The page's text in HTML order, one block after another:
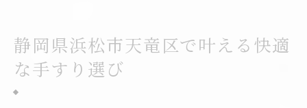
静岡県浜松市天竜区で叶える快適
な手すり選び